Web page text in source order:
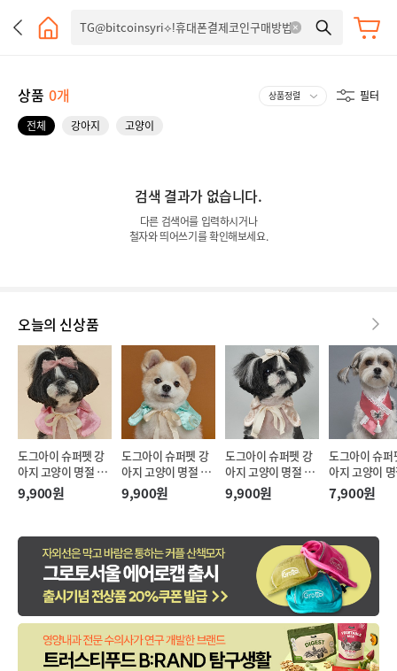
상품 0개
필터
전체
강아지 고양이
검색 결과가 없습니다.
다른 검색어를 입력하시거나
철자와 띄어쓰기를 확인해보세요.
오늘의 신상품
도그아이 슈퍼펫 강
아지 고양이 명절 리
본끈 한복 케이프 핑
크 (M)
9,900원
도그아이 슈퍼펫 강
아지 고양이 명절 리
본끈 한복 케이프 민
트 (M)
9,900원
도그아이 슈퍼펫 강
아지 고양이 명절 리
본끈 한복 케이프 아
이보리 (M)
9,900원
도그아이 슈퍼
아지 고양이
리개 한복 케
랄핑크 (S-XL)
7,900원